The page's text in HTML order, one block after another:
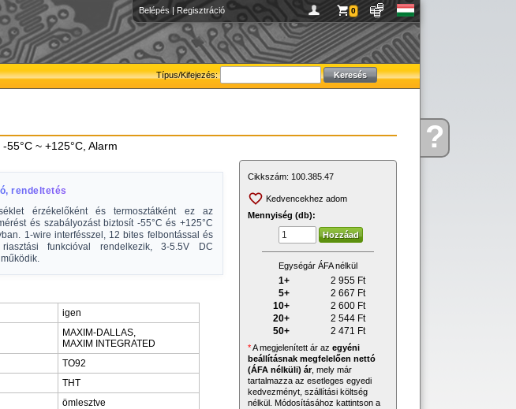
Kérdése?
Belépés | Regisztráció 0
Típus/Kifejezés:
~ +125°C, Alarm
rendeltetés
érzékelőként és termosztátként ez az
és szabályozást biztosít -55°C és +125°C
1-wire interfésszel, 12 bites felbontással és
riasztási funkcióval rendelkezik, 3-5.5V DC
igen
MAXIM-DALLAS,
MAXIM INTEGRATED
TO92
THT
ömlesztve
Cikkszám: 100.385.47
Kedvencekhez adom
Mennyiség (db):
Egységár ÁFA nélkül
1+ 2 955 Ft
5+
2 667 Ft
10+
2 600 Ft
20+
2 544 Ft
50+
2 471 Ft
*A megjelenített ár az egyéni
beállításnak megfelelően nettó
(ÁFA nélküli) ár, mely már
tartalmazza az esetleges egyedi
kedvezményt, szállítási költség
nélkül. Módosításához kattintson a